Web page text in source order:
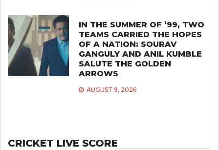
IN THE SUMMER OF ’99, TWO
TEAMS CARRIED THE HOPES
OF A NATION: SOURAV
GANGULY AND ANIL KUMBLE
SALUTE THE GOLDEN
ARROWS
AUGUST 9, 2026
CRICKET LIVE SCORE